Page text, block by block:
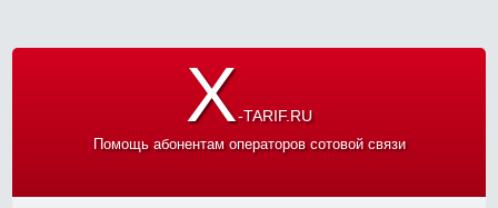
X-TARIF.RU
Помощь абонентам операторов сотовой связи